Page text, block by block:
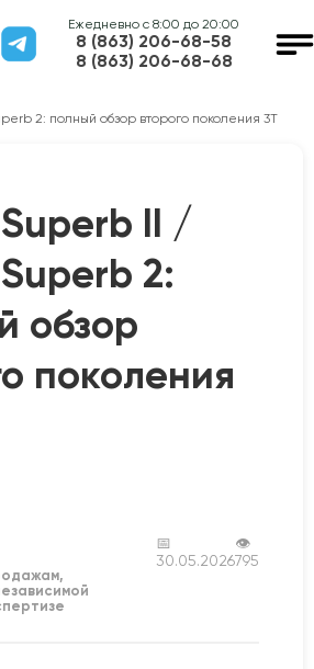
Ежедневно с 8:00 до 20:00
8 (863) 206-68-58
8 (863) 206-68-68
2: полный обзор второго поколения 3T
II /
2:
обзор
поколения
📅
30.05.2026
👁
795